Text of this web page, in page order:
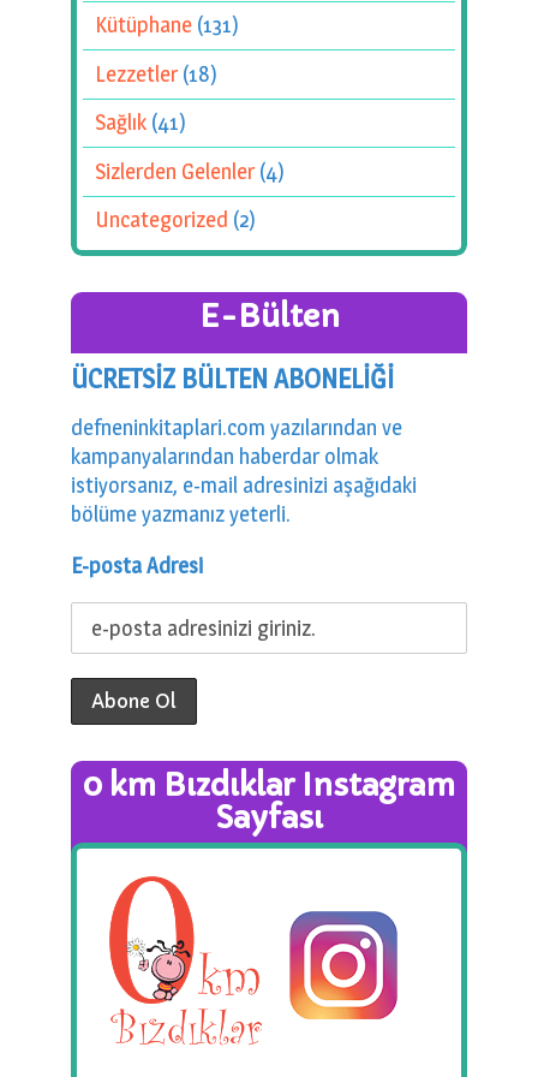
Kütüphane (131)
Lezzetler(18)
Sağlık (41)
Sizlerden Gelenler(4)
Uncategorized (2)
E-Bülten
ÜCRETSİZ BÜLTEN ABONELİĞİ
defneninkitaplari.com yazılarından ve
kampanyalarından haberdar olmak
istiyorsanız, e-mail adresinizi aşağıdaki
bölüme yazmanız yeterli.
E-posta Adresi
0 km Bızdıklar Instagram
Sayfası